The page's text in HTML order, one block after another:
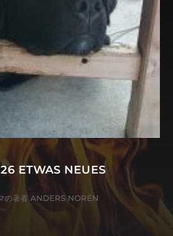
ETWAS NEUES
の著者 ANDERS NORÉN